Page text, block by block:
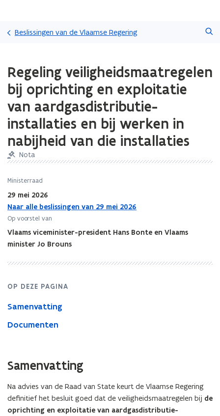
en
naar
gaan
Beslissingen van de Vlaamse Regering
met
laden.
bevindt
zich
op:
Regeling
veiligheidsmaatregelen
oprichting
exploitatie
van
aardgasdistributie-
installaties
werken
nabijheid
die
Regeling veiligheidsmaatregelen
bij oprichting en exploitatie
van aardgasdistributie-
installaties en bij werken in
nabijheid van die installaties
Nota
Ministerraad
29 mei 2026
Naar alle beslissingen van 29 mei 2026
Op voorstel van
Vlaams viceminister-president Hans Bonte en Vlaams
minister Jo Brouns
OP DEZE PAGINA
Samenvatting
Documenten
Samenvatting
Na advies van de Raad van State keurt de Vlaamse Regering
definitief het besluit goed dat de veiligheidsmaatregelen bij de
oprichting en exploitatie van aardgasdistributie-